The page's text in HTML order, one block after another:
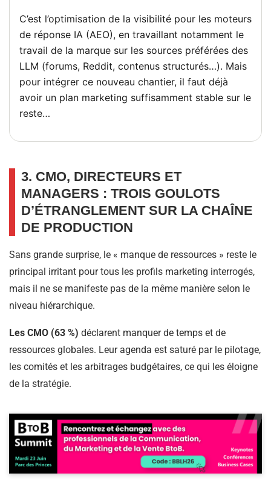
C’est l’optimisation de la visibilité pour les moteurs
de réponse IA (AEO), en travaillant notamment le
travail de la marque sur les sources préférées des
LLM (forums, Reddit, contenus structurés…). Mais
pour intégrer ce nouveau chantier, il faut déjà
avoir un plan marketing suffisamment stable sur le
reste…
3. CMO, DIRECTEURS ET
MANAGERS : TROIS GOULOTS
D’ÉTRANGLEMENT SUR LA CHAÎNE
DE PRODUCTION
Sans grande surprise, le « manque de ressources » reste le
principal irritant pour tous les profils marketing interrogés,
mais il ne se manifeste pas de la même manière selon le
niveau hiérarchique.
Les CMO (63 %) déclarent manquer de temps et de
ressources globales. Leur agenda est saturé par le pilotage,
les comités et les arbitrages budgétaires, ce qui les éloigne
de la stratégie.